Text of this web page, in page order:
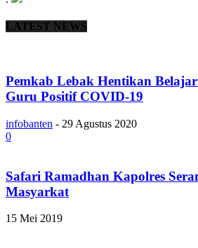
LATEST NEWS
Pemkab Lebak Hentikan
Guru Positif COVID-19
infobanten - 29 Agustus 2020
0
Safari Ramadhan Kapolres
Masyarkat
15 Mei 2019